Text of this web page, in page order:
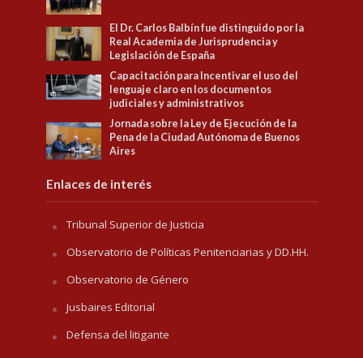
El Dr. Carlos Balbín fue distinguido por la
Real Academia de Jurisprudencia y
Legislación de España
Capacitación para Incentivar el uso del
lenguaje claro en los documentos
judiciales y administrativos
Jornada sobre la Ley de Ejecución de la
Pena de la Ciudad Autónoma de Buenos
Aires
Enlaces de interés
Tribunal Superior de Justicia
Observatorio de Políticas Penitenciarias y DD.HH.
Observatorio de Género
Jusbaires Editorial
Defensa del litigante